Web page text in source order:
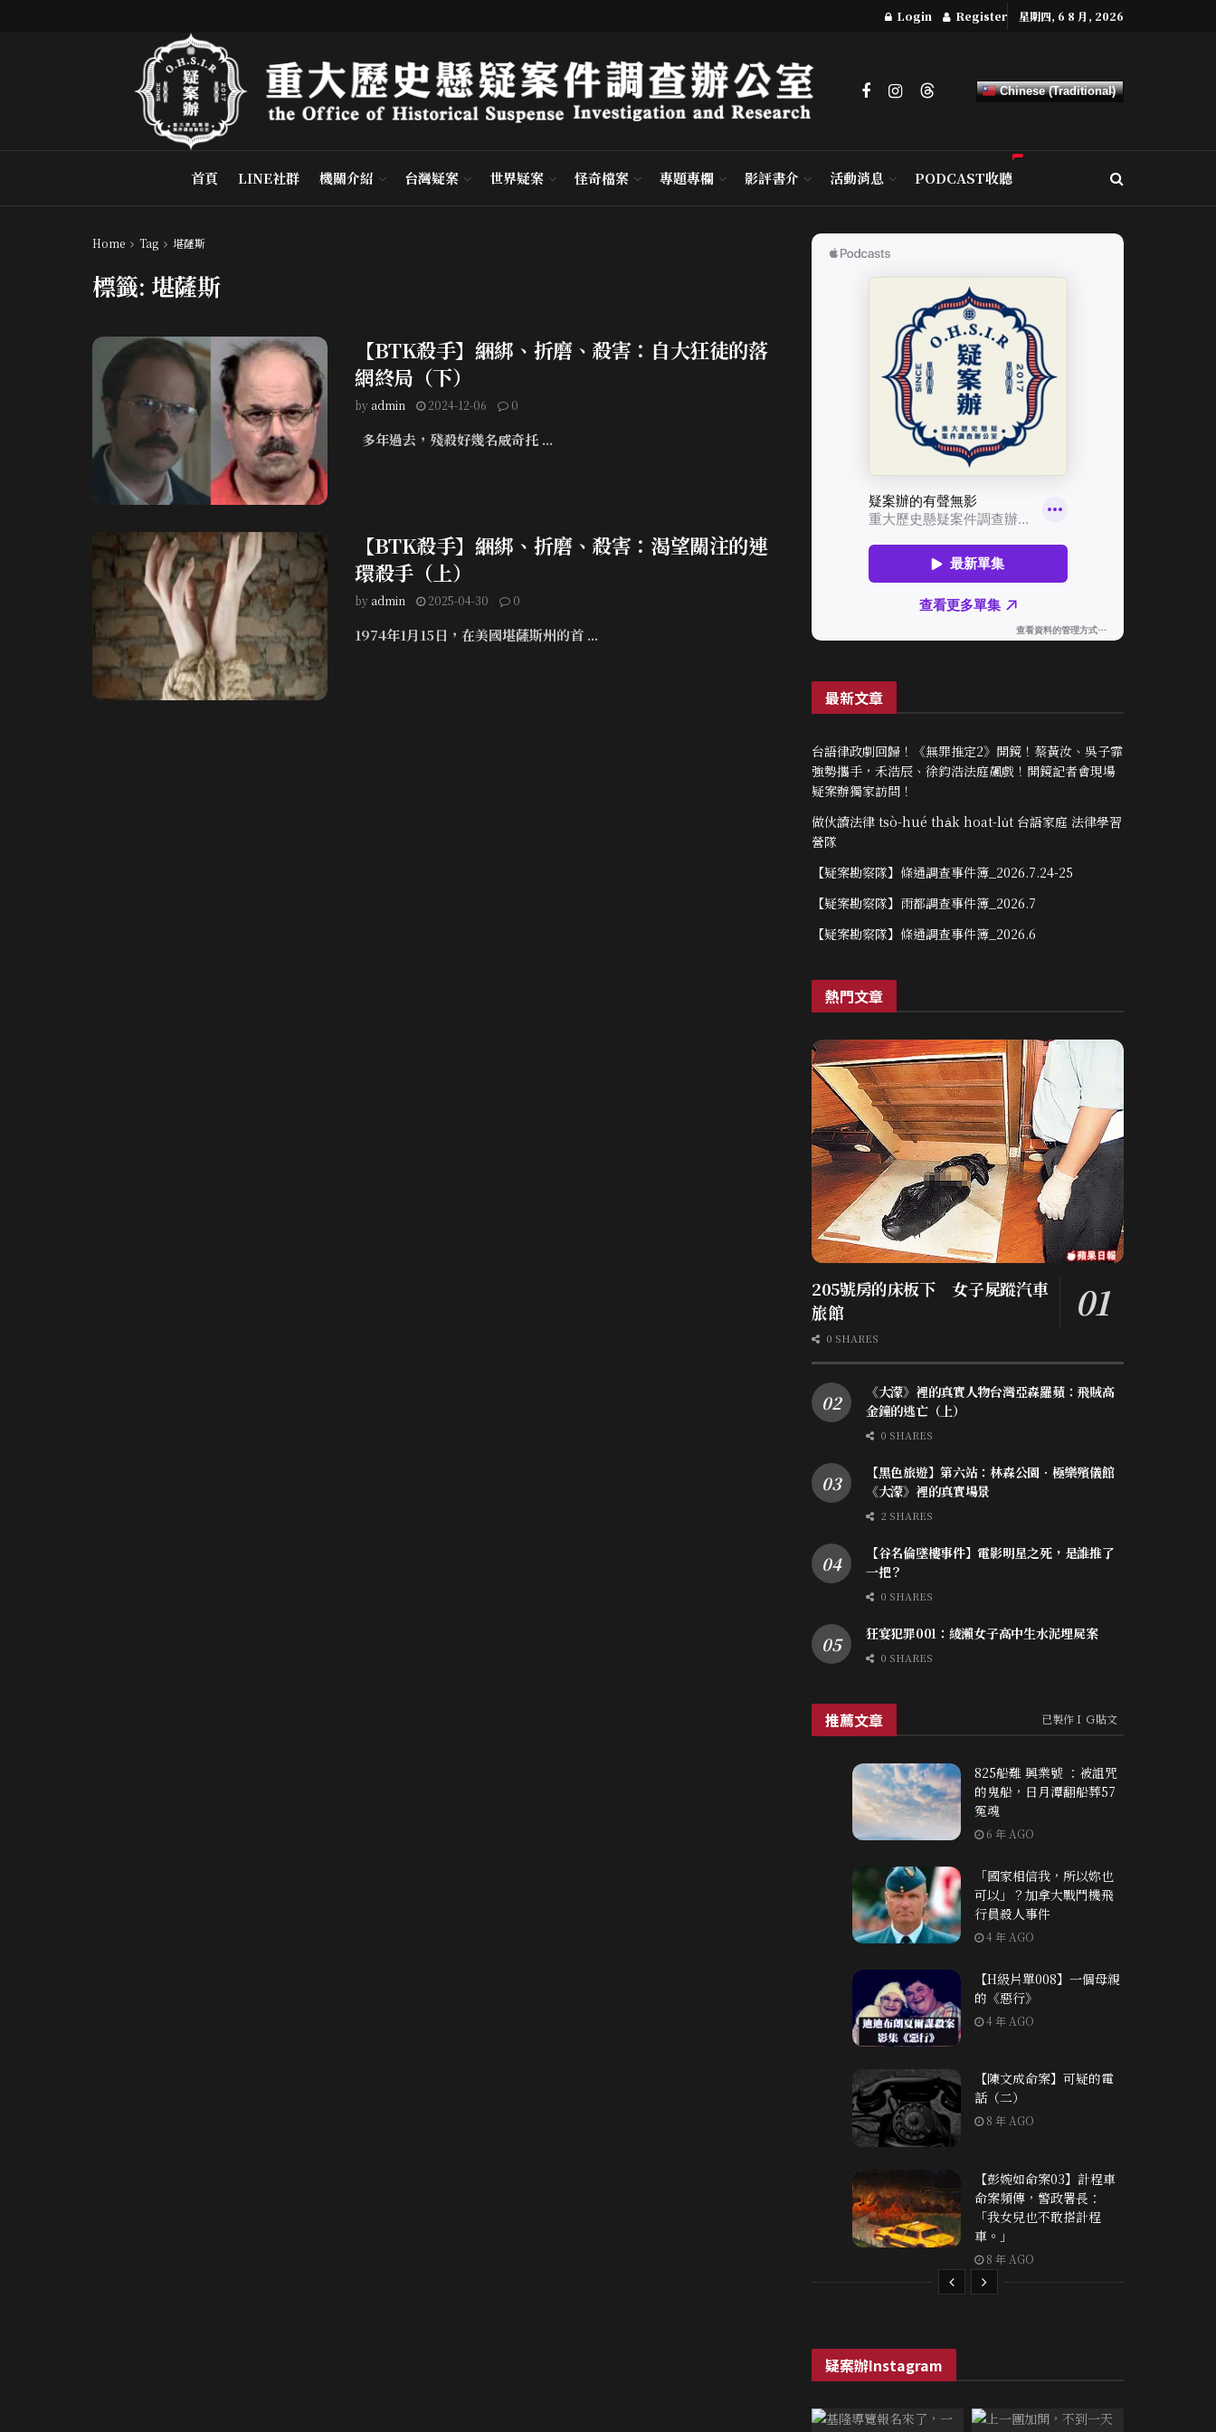
Login Register 星期四, 6 8 月, 2026
Chinese (Traditional)
首頁 LINE社群 機關介紹 台灣疑案 世界疑案 怪奇檔案 專題專欄 影評書介 活動消息 PODCAST收聽
Home Tag 堪薩斯
標籤: 堪薩斯
【BTK殺手】綑綁、折磨、殺害：自大狂徒的落
網終局（下）
by admin 2024-12-06 0
多年過去，殘殺好幾名威奇托 ...
【BTK殺手】綑綁、折磨、殺害：渴望關注的連
環殺手（上）
by admin 2025-04-30 0
1974年1月15日，在美國堪薩斯州的首 ...
最新文章
台語律政劇回歸！《無罪推定2》開鏡！蔡黃汝、吳子霏
強勢攜手，禾浩辰、徐鈞浩法庭飆戲！開鏡記者會現場
疑案辦獨家訪問！
做伙讀法律 tsò-hué tha̍k hoat-lu̍t 台語家庭 法律學習
營隊
【疑案勘察隊】條通調查事件簿_2026.7.24-25
【疑案勘察隊】雨都調查事件簿_2026.7
【疑案勘察隊】條通調查事件簿_2026.6
熱門文章
205號房的床板下 女子屍蹤汽車
旅館
0 SHARES
《大濛》裡的真實人物台灣亞森羅蘋：飛賊高
金鐘的逃亡（上）
0 SHARES
【黑色旅遊】第六站：林森公園．極樂殯儀館
《大濛》裡的真實場景
2 SHARES
【谷名倫墜樓事件】電影明星之死，是誰推了
一把？
0 SHARES
狂宴犯罪001：綾瀨女子高中生水泥埋屍案
0 SHARES
推薦文章 已製作ＩＧ貼文
825船難 興業號 ：被詛咒
的鬼船，日月潭翻船葬57
冤魂
6 年 AGO
「國家相信我，所以妳也
可以」？加拿大戰鬥機飛
行員殺人事件
4 年 AGO
【H級片單008】一個母親
的《惡行》
4 年 AGO
【陳文成命案】可疑的電
話（二）
8 年 AGO
【彭婉如命案03】計程車
命案頻傳，警政署長：
「我女兒也不敢搭計程
車。」
8 年 AGO
疑案辦Instagram